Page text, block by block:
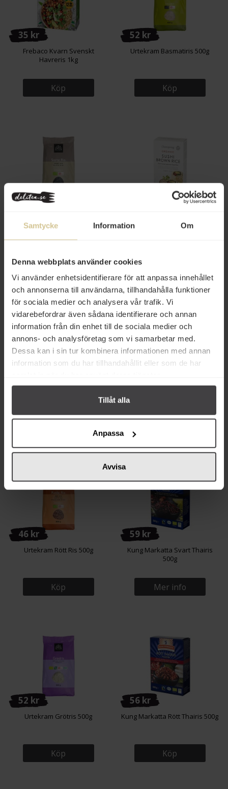
Samtycke Information Om
Denna webbplats använder cookies
Vi använder enhetsidentifierare för att anpassa innehållet
och annonserna till användarna, tillhandahålla funktioner
för sociala medier och analysera vår trafik. Vi
vidarebefordrar även sådana identifierare och annan
information från din enhet till de sociala medier och
annons- och analysföretag som vi samarbetar med.
Dessa kan i sin tur kombinera informationen med annan
information som du har tillhandahållit eller som de har
Tillåt alla
Anpassa
Avvisa
35 kr
Frebaco Kvarn Svenskt
Havreris 1kg
Köp
52 kr
Urtekram Basmatiris 500g
Köp
46 kr
53 kr
Kung Markatta Basmatiris
Köp
40 kr
Kung Markatta Fullkornsris
Köp
46 kr
Urtekram Rött Ris 500g
Köp
59 kr
Kung Markatta Svart Thairis
500g
Mer info
52 kr
Urtekram Grötris 500g
Köp
56 kr
Kung Markatta Rött Thairis 500g
Köp